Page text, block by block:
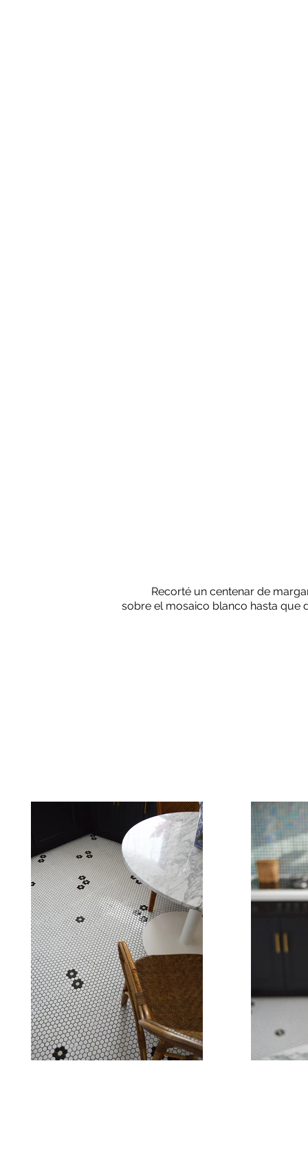
Recorté un centenar de
sobre el mosaico blanco hasta que